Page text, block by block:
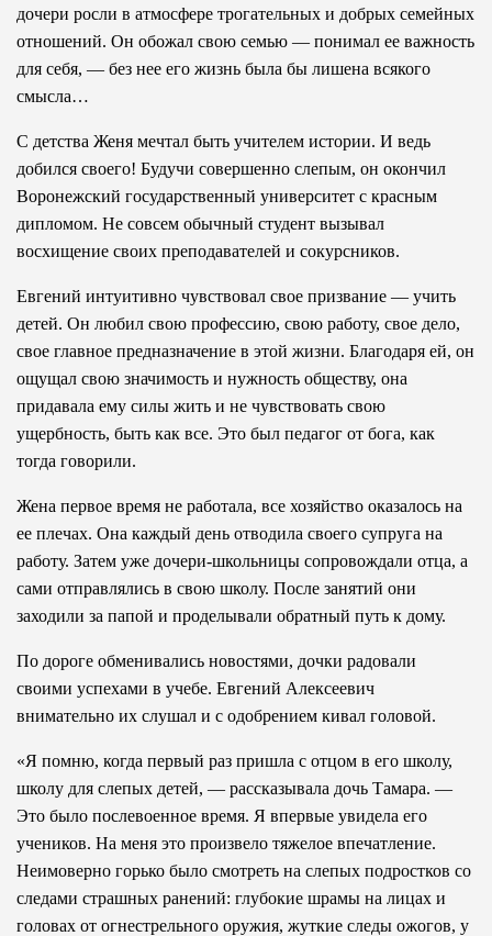
дочери росли в атмосфере трогательных и добрых семейных
отношений. Он обожал свою семью — понимал ее важность
для себя, — без нее его жизнь была бы лишена всякого
смысла…
С детства Женя мечтал быть учителем истории. И ведь
добился своего! Будучи совершенно слепым, он окончил
Воронежский государственный университет с красным
дипломом. Не совсем обычный студент вызывал
восхищение своих преподавателей и сокурсников.
Евгений интуитивно чувствовал свое призвание — учить
детей. Он любил свою профессию, свою работу, свое дело,
свое главное предназначение в этой жизни. Благодаря ей, он
ощущал свою значимость и нужность обществу, она
придавала ему силы жить и не чувствовать свою
ущербность, быть как все. Это был педагог от бога, как
тогда говорили.
Жена первое время не работала, все хозяйство оказалось на
ее плечах. Она каждый день отводила своего супруга на
работу. Затем уже дочери-школьницы сопровождали отца, а
сами отправлялись в свою школу. После занятий они
заходили за папой и проделывали обратный путь к дому.
По дороге обменивались новостями, дочки радовали
своими успехами в учебе. Евгений Алексеевич
внимательно их слушал и с одобрением кивал головой.
«Я помню, когда первый раз пришла с отцом в его школу,
школу для слепых детей, — рассказывала дочь Тамара. —
Это было послевоенное время. Я впервые увидела его
учеников. На меня это произвело тяжелое впечатление.
Неимоверно горько было смотреть на слепых подростков со
следами страшных ранений: глубокие шрамы на лицах и
головах от огнестрельного оружия, жуткие следы ожогов, у